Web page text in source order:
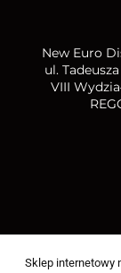
New Euro
ul.
VIII
Sklep internetowy